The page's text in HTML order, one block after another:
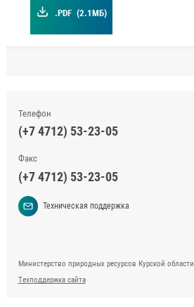
.PDF (2.1МБ)
Телефон
(+7 4712) 53-23-05
Факс
(+7 4712) 53-23-05
Техническая поддержка
Министерство природных ресурсов Курской области
Техподдержка сайта